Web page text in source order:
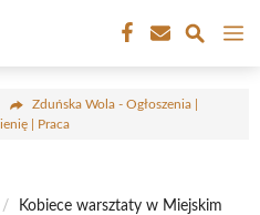
Zduńska Wola - Ogłoszenia |
| Praca
/
Kobiece warsztaty w Miejskim